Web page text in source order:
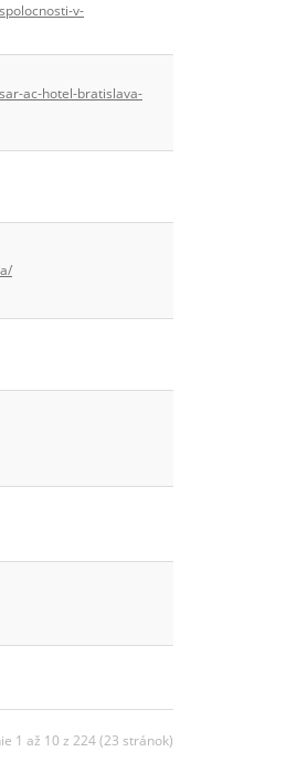
v-
ac-hotel-bratislava-
1 až 10 z 224 (23 stránok)